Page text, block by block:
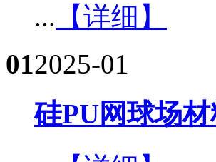
... 【详细】
012025-01
硅PU网球场